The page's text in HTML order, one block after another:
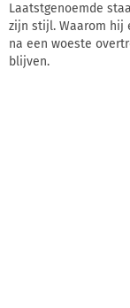
Laatstgenoemde
zijn stijl. Waarom hij
na een woeste
blijven.